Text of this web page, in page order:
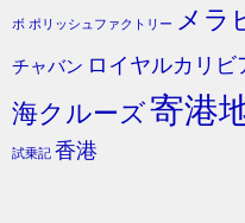
ボ ポリッシュファクトリー メラ
チャバン ロイヤルカリビ
海クルーズ寄港
試乗記 香港